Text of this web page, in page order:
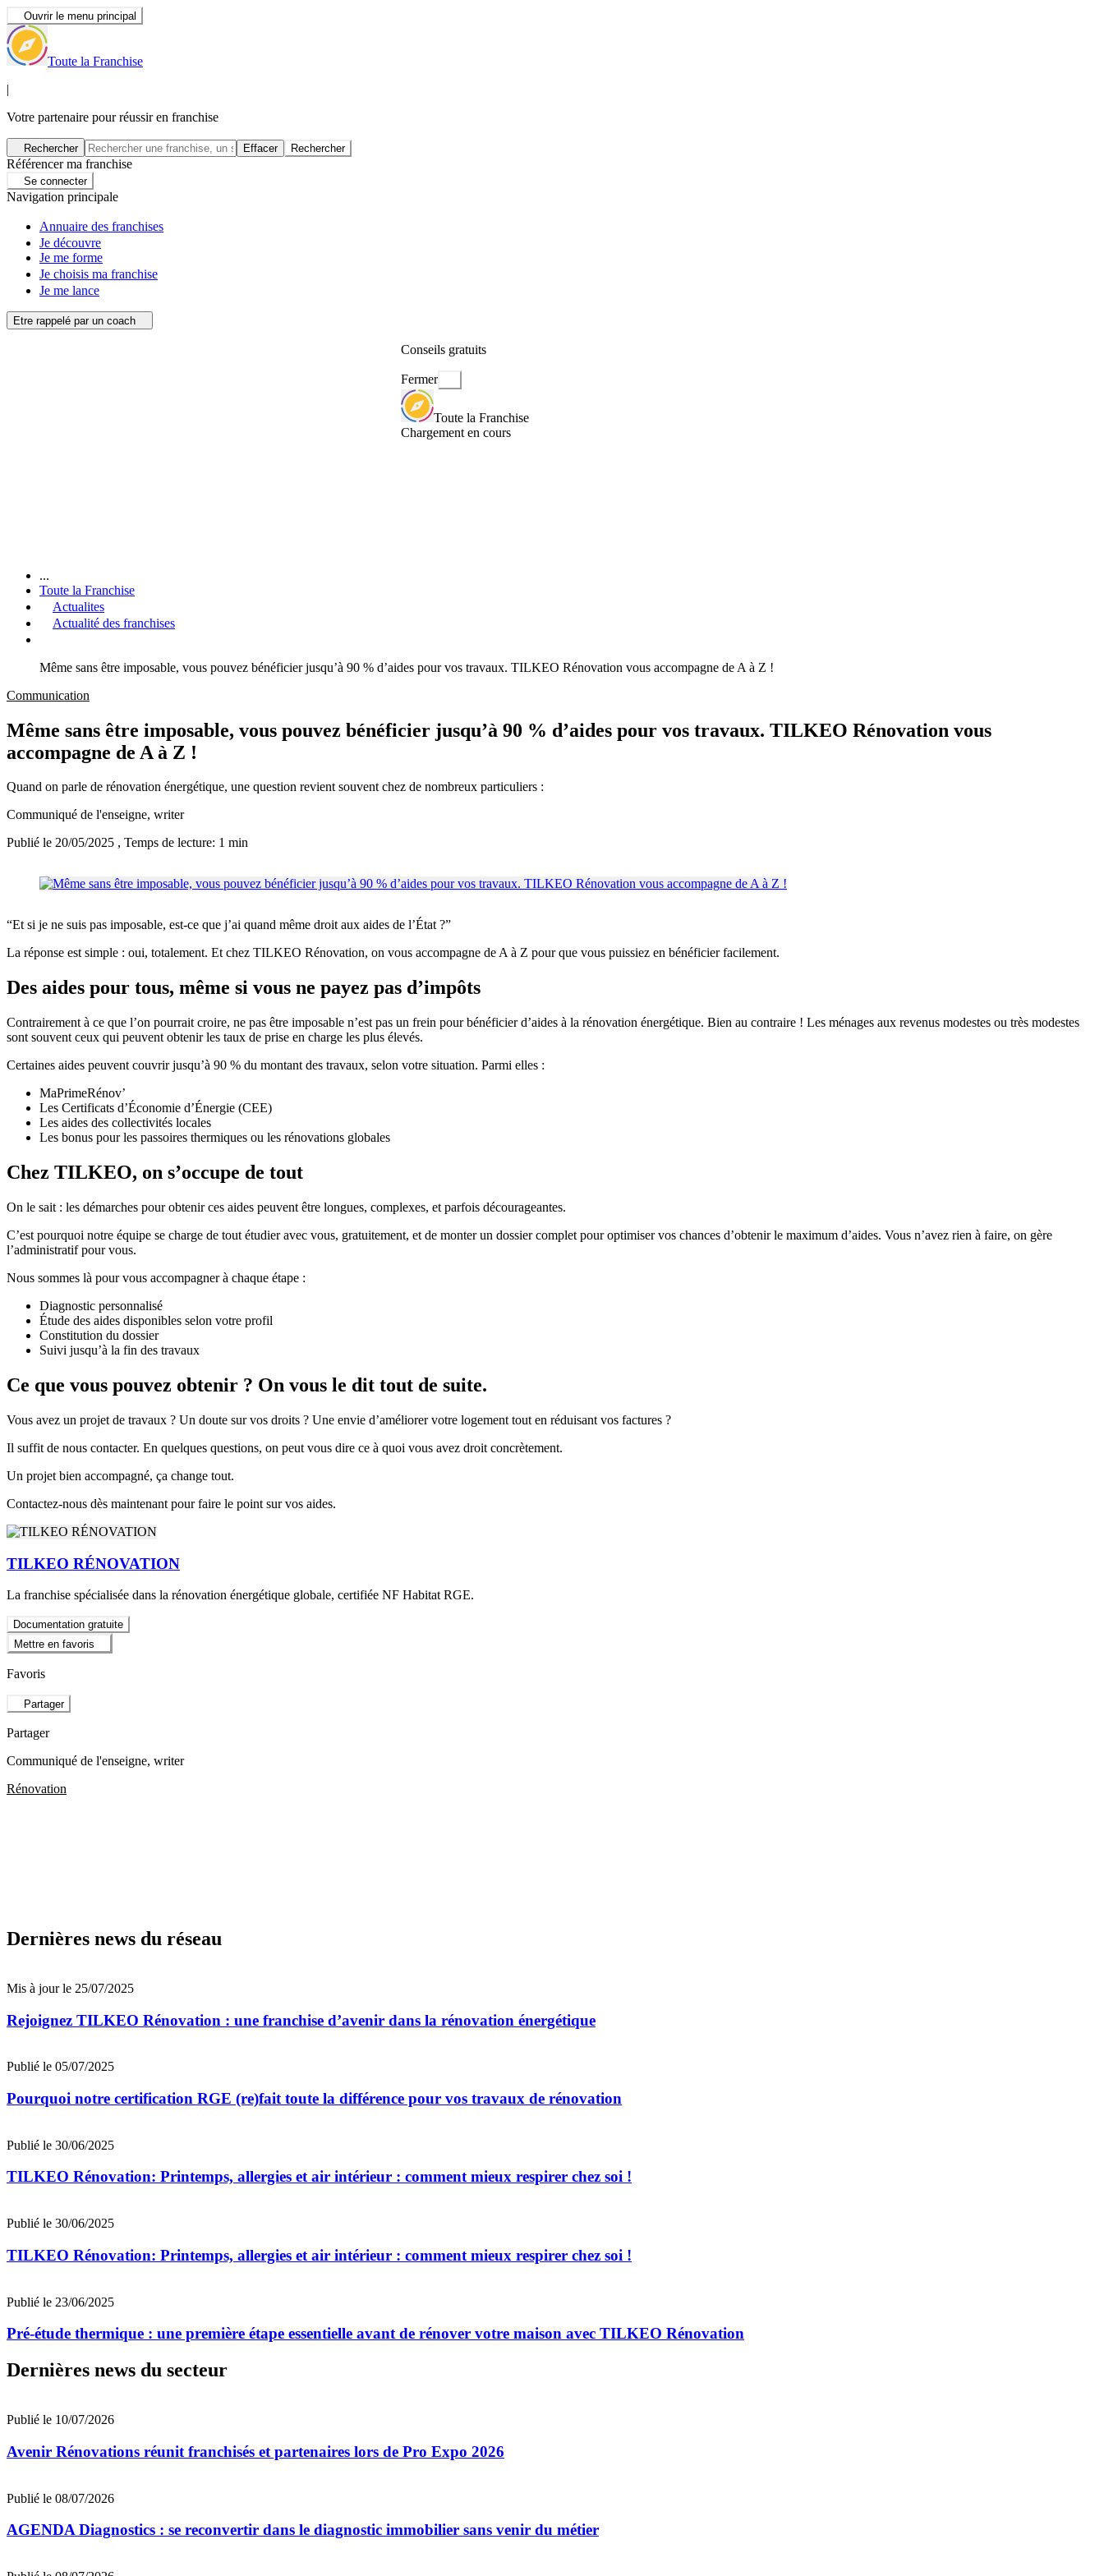
Ouvrir le menu principal
Toute la Franchise
|
Votre partenaire pour réussir en franchise
Rechercher Effacer Rechercher
Référencer ma franchise
Se connecter
Navigation principale
Annuaire des franchises
Je découvre
Je me forme
Je choisis ma franchise
Je me lance
Etre rappelé par un coach
Conseils gratuits
Fermer
Toute la Franchise
Chargement en cours
...
Toute la Franchise
Actualites
Actualité des franchises
Même sans être imposable, vous pouvez bénéficier jusqu’à 90 % d’aides pour vos travaux. TILKEO Rénovation vous accompagne de A à Z !
Communication
Même sans être imposable, vous pouvez bénéficier jusqu’à 90 % d’aides pour vos travaux. TILKEO Rénovation vous
accompagne de A à Z !
Quand on parle de rénovation énergétique, une question revient souvent chez de nombreux particuliers :
Communiqué de l'enseigne, writer
Publié le 20/05/2025 , Temps de lecture: 1 min
“Et si je ne suis pas imposable, est-ce que j’ai quand même droit aux aides de l’État ?”
La réponse est simple : oui, totalement. Et chez TILKEO Rénovation, on vous accompagne de A à Z pour que vous puissiez en bénéficier facilement.
Des aides pour tous, même si vous ne payez pas d’impôts
Contrairement à ce que l’on pourrait croire, ne pas être imposable n’est pas un frein pour bénéficier d’aides à la rénovation énergétique. Bien au contraire ! Les ménages aux revenus modestes ou très modestes
sont souvent ceux qui peuvent obtenir les taux de prise en charge les plus élevés.
Certaines aides peuvent couvrir jusqu’à 90 % du montant des travaux, selon votre situation. Parmi elles :
MaPrimeRénov’
Les Certificats d’Économie d’Énergie (CEE)
Les aides des collectivités locales
Les bonus pour les passoires thermiques ou les rénovations globales
Chez TILKEO, on s’occupe de tout
On le sait : les démarches pour obtenir ces aides peuvent être longues, complexes, et parfois décourageantes.
C’est pourquoi notre équipe se charge de tout étudier avec vous, gratuitement, et de monter un dossier complet pour optimiser vos chances d’obtenir le maximum d’aides. Vous n’avez rien à faire, on gère
l’administratif pour vous.
Nous sommes là pour vous accompagner à chaque étape :
Diagnostic personnalisé
Étude des aides disponibles selon votre profil
Constitution du dossier
Suivi jusqu’à la fin des travaux
Ce que vous pouvez obtenir ? On vous le dit tout de suite.
Vous avez un projet de travaux ? Un doute sur vos droits ? Une envie d’améliorer votre logement tout en réduisant vos factures ?
Il suffit de nous contacter. En quelques questions, on peut vous dire ce à quoi vous avez droit concrètement.
Un projet bien accompagné, ça change tout.
Contactez-nous dès maintenant pour faire le point sur vos aides.
TILKEO RÉNOVATION
La franchise spécialisée dans la rénovation énergétique globale, certifiée NF Habitat RGE.
Documentation gratuite
Mettre en favoris
Favoris
Partager
Partager
Communiqué de l'enseigne, writer
Rénovation
Dernières news du réseau
Mis à jour le 25/07/2025
Rejoignez TILKEO Rénovation : une franchise d’avenir dans la rénovation énergétique
Publié le 05/07/2025
Pourquoi notre certification RGE (re)fait toute la différence pour vos travaux de rénovation
Publié le 30/06/2025
TILKEO Rénovation: Printemps, allergies et air intérieur : comment mieux respirer chez soi !
Publié le 30/06/2025
TILKEO Rénovation: Printemps, allergies et air intérieur : comment mieux respirer chez soi !
Publié le 23/06/2025
Pré-étude thermique : une première étape essentielle avant de rénover votre maison avec TILKEO Rénovation
Dernières news du secteur
Publié le 10/07/2026
Avenir Rénovations réunit franchisés et partenaires lors de Pro Expo 2026
Publié le 08/07/2026
AGENDA Diagnostics : se reconvertir dans le diagnostic immobilier sans venir du métier